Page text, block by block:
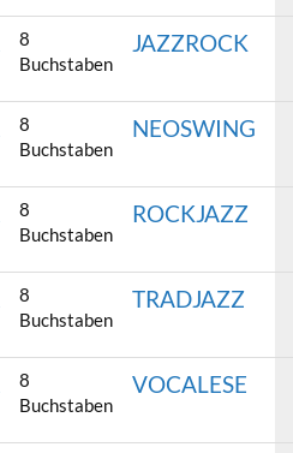
8
Buchstaben
JAZZROCK
8
Buchstaben
NEOSWING
8
Buchstaben
ROCKJAZZ
8
Buchstaben
TRADJAZZ
8
Buchstaben
VOCALESE